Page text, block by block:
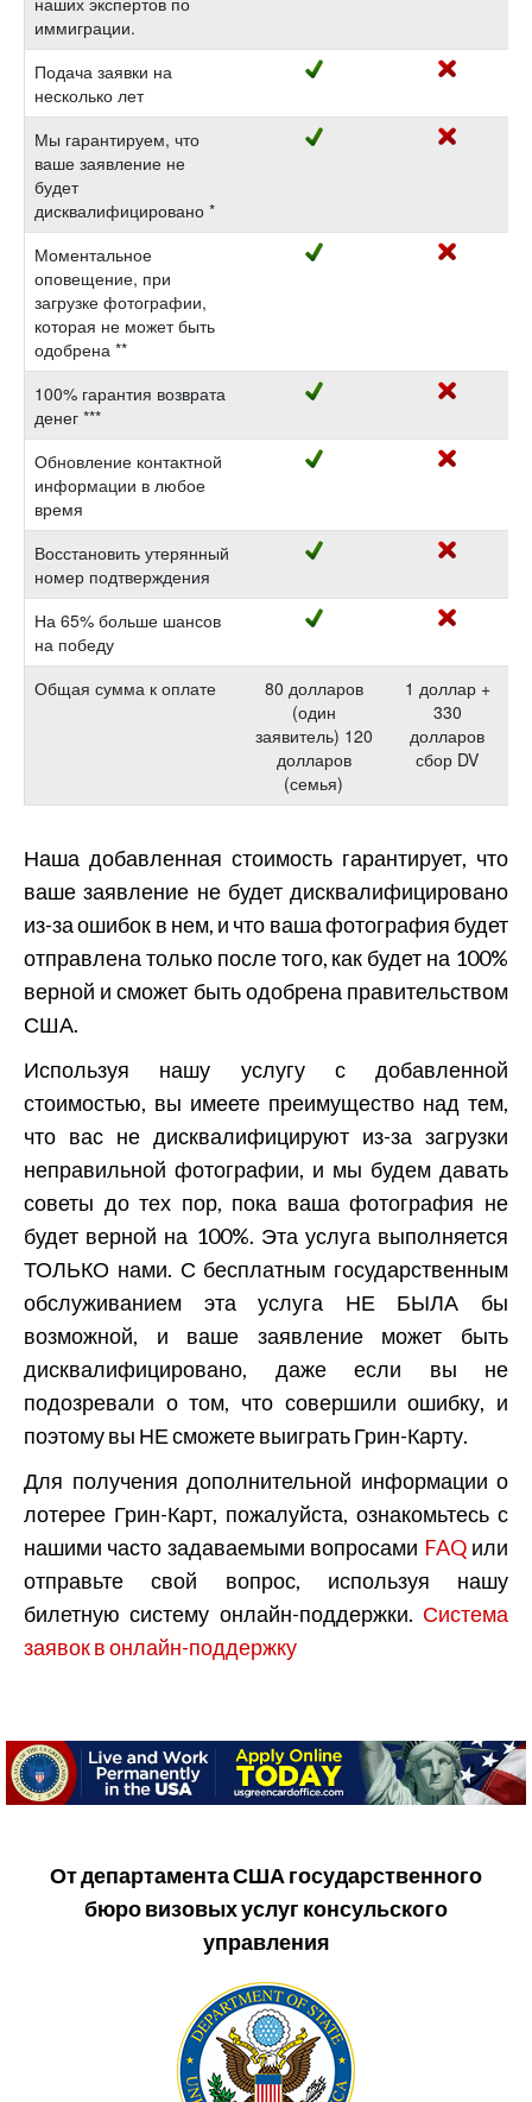
иммиграции.
Подача заявки на
несколько лет
Мы гарантируем, что
ваше заявление не
будет
дисквалифицировано *
Моментальное
оповещение, при
загрузке фотографии,
которая не может быть
одобрена **
100% гарантия возврата
денег ***
Обновление контактной
информации в любое
время
Восстановить утерянный
номер подтверждения
На 65% больше шансов
на победу
Общая сумма к оплате
80 долларов
(один
заявитель) 120
долларов
(семья)
1 доллар +
330
долларов
сбор DV
Наша добавленная стоимость гарантирует, что
ваше заявление не будет дисквалифицировано
из-за ошибок в нем, и что ваша фотография будет
отправлена только после того, как будет на 100%
верной и сможет быть одобрена правительством
США.
Используя нашу услугу с добавленной
стоимостью, вы имеете преимущество над тем,
что вас не дисквалифицируют из-за загрузки
неправильной фотографии, и мы будем давать
советы до тех пор, пока ваша фотография не
будет верной на 100%. Эта услуга выполняется
ТОЛЬКО нами. С бесплатным государственным
обслуживанием эта услуга НЕ БЫЛА бы
возможной, и ваше заявление может быть
дисквалифицировано, даже если вы не
подозревали о том, что совершили ошибку, и
поэтому вы НЕ сможете выиграть Грин-Карту.
Для получения дополнительной информации о
лотерее Грин-Карт, пожалуйста, ознакомьтесь с
нашими часто задаваемыми вопросами FAQ или
отправьте свой вопрос, используя нашу
билетную систему онлайн-поддержки. Система
заявок в онлайн-поддержку
От департамента США государственного
бюро визовых услуг консульского
управления